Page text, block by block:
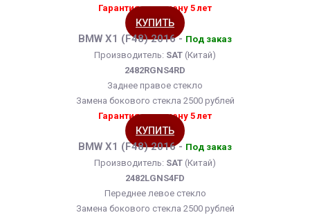
Гарантия на замену 5 лет
КУПИТЬ
BMW X1 (F48) 2016 - Под заказ
Производитель: SAT (Китай)
2482RGNS4RD
Заднее правое стекло
Замена бокового стекла 2500 рублей
Гарантия на замену 5 лет
КУПИТЬ
BMW X1 (F48) 2016 - Под заказ
Производитель: SAT (Китай)
2482LGNS4FD
Переднее левое стекло
Замена бокового стекла 2500 рублей